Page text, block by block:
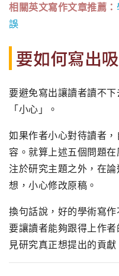
相關英文寫作文章推薦：
誤
要如何寫出
要避免寫出讓讀者讀不
「小心」。
如果作者小心對待讀者
容。就算上述五個問題
注於研究主題之外，在
想，小心修改原稿。
換句話說，好的學術寫
要讓讀者能夠跟得上作
見研究真正想提出的貢獻